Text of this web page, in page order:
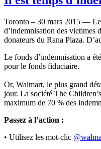
Toronto – 30 mars 2015 —
d’indemnisation des victimes
donateurs du Rana Plaza.
Le fonds d’indemnisation a
pour le fonds fiduciaire.
Or, Walmart, le plus grand
jour. La société The
maximum de 70 % des
Passez à l’action :
• Utilisez les mot-clic